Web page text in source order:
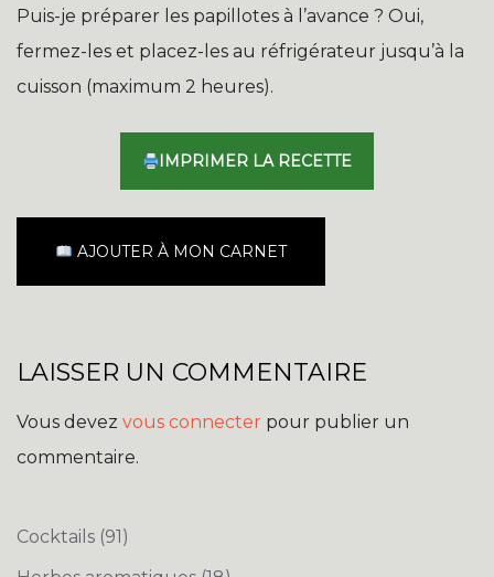
Puis-je préparer les papillotes à l’avance ? Oui,
fermez-les et placez-les au réfrigérateur jusqu’à la
cuisson (maximum 2 heures).
IMPRIMER LA RECETTE
AJOUTER À MON CARNET
LAISSER UN COMMENTAIRE
Vous devez vous connecter pour publier un
commentaire.
Cocktails (91)